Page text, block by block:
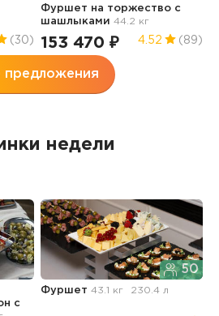
(30)
Фуршет на торжество с
шашлыками44.2 кг
153 470 ₽ 4.52 (89)
предложения
недели
с
50
Фуршет43.1 кг 230.4 л